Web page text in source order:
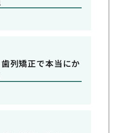
列矯正で本当にか